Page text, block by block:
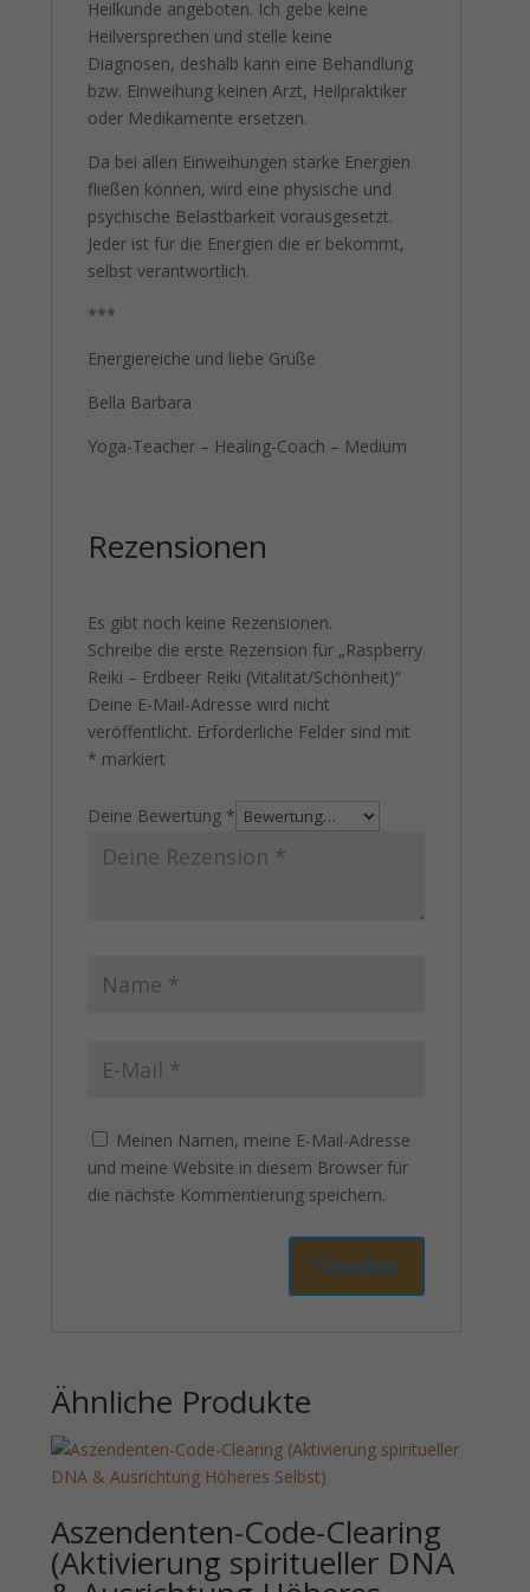
Heilkunde angeboten. Ich gebe keine
Heilversprechen und stelle keine
Diagnosen, deshalb kann eine Behandlung
bzw. Einweihung keinen Arzt, Heilpraktiker
oder Medikamente ersetzen.
Da bei allen Einweihungen starke Energien
fließen können, wird eine physische und
psychische Belastbarkeit vorausgesetzt.
Jeder ist für die Energien die er bekommt,
selbst verantwortlich.
***
Energiereiche und liebe Grüße
Bella Barbara
Yoga-Teacher – Healing-Coach – Medium
Rezensionen
Es gibt noch keine Rezensionen.
Schreibe die erste Rezension für „Raspberry
Reiki – Erdbeer Reiki (Vitalität/Schönheit)“
Deine E-Mail-Adresse wird nicht
veröffentlicht. Erforderliche Felder sind mit
* markiert
Deine Bewertung *
Meinen Namen, meine E-Mail-Adresse
und meine Website in diesem Browser für
die nächste Kommentierung speichern.
Ähnliche Produkte
Aszendenten-Code-Clearing
(Aktivierung spiritueller DNA